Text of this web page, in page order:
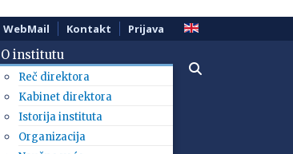
WebMail Kontakt Prijava
O institutu
Reč direktora
Kabinet direktora
Istorija instituta
Organizacija